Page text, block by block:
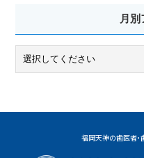
月別
福岡天神の歯医者・